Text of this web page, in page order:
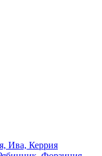
Ива, Керрия